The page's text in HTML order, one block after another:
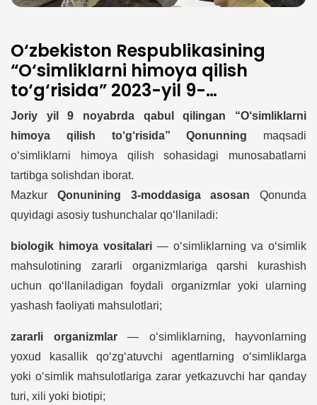
O‘zbekiston Respublikasining
“O‘simliklarni himoya qilish
to‘g‘risida” 2023-yil 9-
noyabrdagi O‘RQ-877-son
Qonunining mazmuni va
mohiyati to‘g‘risida
Joriy yil 9 noyabrda qabul qilingan “O‘simliklarni
himoya qilish to‘g‘risida”Qonunning maqsadi
o‘simliklarni himoya qilish sohasidagi munosabatlarni
tartibga solishdan iborat.
Mazkur Qonunining 3-moddasiga asosan Qonunda
quyidagi asosiy tushunchalar qo‘llaniladi:
biologik himoya vositalari — o‘simliklarning va o‘simlik
mahsulotining zararli organizmlariga qarshi kurashish
uchun qo‘llaniladigan foydali organizmlar yoki ularning
yashash faoliyati mahsulotlari;
zararli organizmlar— o‘simliklarning, hayvonlarning
yoxud kasallik qo‘zg‘atuvchi agentlarning o‘simliklarga
yoki o‘simlik mahsulotlariga zarar yetkazuvchi har qanday
turi, xili yoki biotipi;